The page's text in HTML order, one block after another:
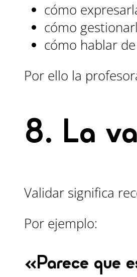
cómo
cómo
cómo hablar
Por ello la
8. La
Validar significa
Por ejemplo:
«Parece que